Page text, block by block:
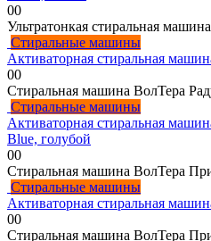
00
Ультратонкая стиральная
Стиральные машины
Активаторная стиральная
00
Стиральная машина ВолТера
Стиральные машины
Активаторная стиральная
Blue, голубой
00
Стиральная машина ВолТера
Стиральные машины
Активаторная стиральная
00
Стиральная машина ВолТера